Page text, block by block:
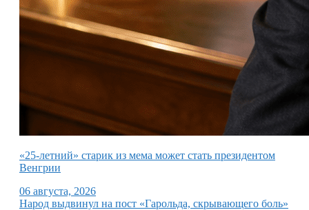
«25-летний» старик из мема может стать президентом
Венгрии
06 августа, 2026
Народ выдвинул на пост «Гарольда, скрывающего боль»